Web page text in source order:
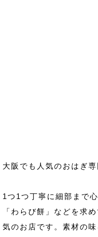
大阪でも人気のおはぎ
1つ1つ丁寧に細部まで
「わらび餅」などを求
気のお店です。素材の